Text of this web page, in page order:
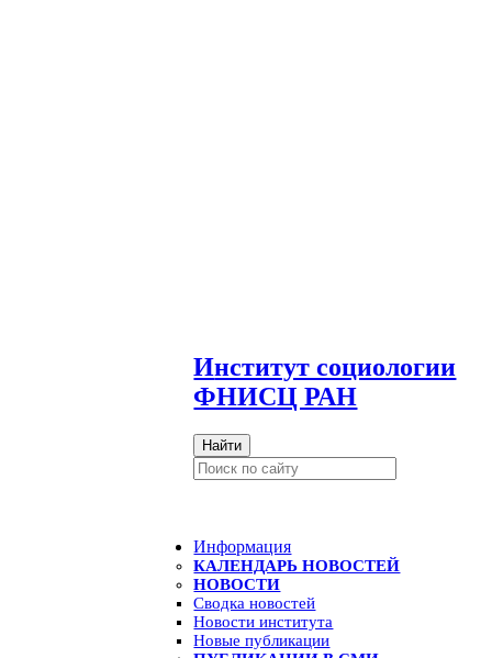
Институт социологии
ФНИСЦ РАН
Найти
Информация
КАЛЕНДАРЬ НОВОСТЕЙ
НОВОСТИ
Сводка новостей
Новости института
Новые публикации